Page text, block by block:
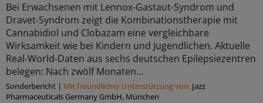
Bei Erwachsenen mit Lennox-Gastaut-Syndrom und
Dravet-Syndrom zeigt die Kombinationstherapie mit
Cannabidiol und Clobazam eine vergleichbare
Wirksamkeit wie bei Kindern und Jugendlichen. Aktuelle
Real-World-Daten aus sechs deutschen Epilepsiezentren
belegen: Nach zwölf Monaten...
Sonderbericht | Mit freundlicher Unterstützung von: Jazz
Pharmaceuticals Germany GmbH, München